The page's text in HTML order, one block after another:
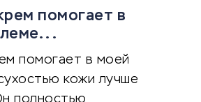
помогает в
помогает в моей
кожи лучше
полностью